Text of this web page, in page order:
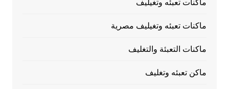
ماكنات تعبئه وتغيليف
ماكنات تعبئه وتغيليف مصرية
ماكنات التعبئة والتغليف
ماكن تعبئه وتغليف